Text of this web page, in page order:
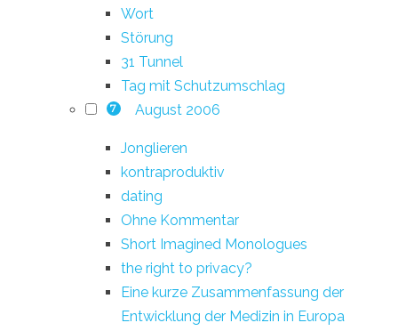
Wort
Störung
31 Tunnel
Tag mit Schutzumschlag
7 August 2006
Jonglieren
kontraproduktiv
dating
Ohne Kommentar
Short Imagined Monologues
the right to privacy?
Eine kurze Zusammenfassung der
Entwicklung der Medizin in Europa